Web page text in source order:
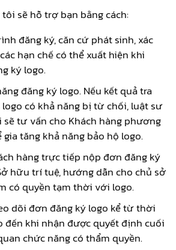
sẽ hỗ trợ bạn bằng cách:
đăng ký, căn cứ phát sinh, xác
hạn chế có thể xuất hiện khi
ký logo.
đăng ký logo. Nếu kết quả tra
có khả năng bị từ chối, luật sư
sẽ tư vấn cho Khách hàng phương
tăng khả năng bảo hộ logo.
hàng trực tiếp nộp đơn đăng ký
hữu trí tuệ, hướng dẫn cho chủ sở
có quyền tạm thời với logo.
dõi đơn đăng ký logo kể từ thời
đến khi nhận được quyết định cuối
chức năng có thẩm quyền.